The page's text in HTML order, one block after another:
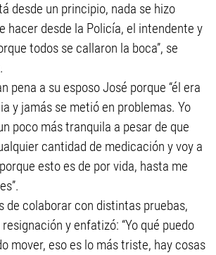
desde un principio, nada se hizo
hacer desde la Policía, el intendente y
todos se callaron la boca”, se
pena a su esposo José porque “él era
y jamás se metió en problemas. Yo
poco más tranquila a pesar de que
cantidad de medicación y voy a
esto es de por vida, hasta me
de colaborar con distintas pruebas,
y enfatizó: “Yo qué puedo
mover, eso es lo más triste, hay cosas